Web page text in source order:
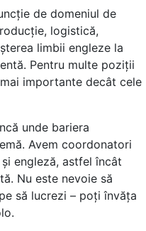
de domeniul de
logistică,
limbii engleze la
Pentru multe poziții
importante decât cele
unde bariera
Avem coordonatori
engleză, astfel încât
Nu este nevoie să
să lucrezi – poți învăța